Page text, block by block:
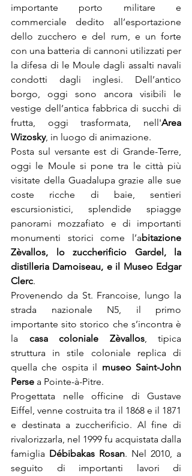
importante porto militare e
commerciale dedito all’esportazione
dello zucchero e del rum, e un forte
con una batteria di cannoni utilizzati per
la difesa di le Moule dagli assalti navali
condotti dagli inglesi. Dell’antico
borgo, oggi sono ancora visibili le
vestige dell’antica fabbrica di succhi di
frutta, oggi trasformata, nell'Area
Wizosky, in luogo di animazione.
Posta sul versante est di Grande-Terre,
oggi le Moule si pone tra le città più
visitate della Guadalupa grazie alle sue
coste ricche di baie, sentieri
escursionistici, splendide spiagge
panorami mozzafiato e di importanti
monumenti storici come l’abitazione
Zèvallos, lo zuccherificio Gardel, la
distilleria Damoiseau, e il Museo Edgar
Clerc.
Provenendo da St. Francoise, lungo la
strada nazionale N5, il primo
importante sito storico che s’incontra è
la casa coloniale Zèvallos, tipica
struttura in stile coloniale replica di
quella che ospita il museo Saint-John
Perse a Pointe-à-Pitre.
Progettata nelle officine di Gustave
Eiffel, venne costruita tra il 1868 e il 1871
e destinata a zuccherificio. Al fine di
rivalorizzarla, nel 1999 fu acquistata dalla
famiglia Débibakas Rosan. Nel 2010, a
seguito di importanti lavori di